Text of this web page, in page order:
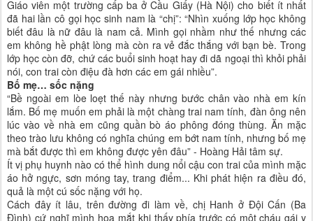
Giáo viên một trường cấp ba ở Cầu Giấy (Hà Nội) cho biết ít nhất
đã hai lần cô gọi học sinh nam là “chị”: “Nhìn xuống lớp học không
biết đâu là nữ đâu là nam cả. Mình gọi nhầm như thế nhưng các
em không hề phật lòng mà còn ra vẻ đắc thắng với bạn bè. Trong
lớp học còn đỡ, chứ các buổi sinh hoạt hay đi dã ngoại thì khỏi phải
nói, con trai còn điệu đà hơn các em gái nhiều”.
Bố mẹ… sốc nặng
“Bề ngoài em lòe loẹt thế này nhưng bước chân vào nhà em kín
lắm. Bố mẹ muốn em phải là một chàng trai nam tính, đàn ông nên
lúc vào về nhà em cũng quần bò áo phông đóng thùng. Ăn mặc
theo trào lưu không có nghĩa chúng em bớt nam tính, nhưng bố mẹ
mà bắt được thì em không được yên đâu” - Hoàng Hải tâm sự.
Ít vị phụ huynh nào có thể hình dung nổi cậu con trai của mình mặc
áo hở ngực, sơn móng tay, trang điểm... Khi phát hiện ra điều đó,
quả là một cú sốc nặng với họ.
Cách đây ít lâu, trên đường đi làm về, chị Hanh ở Đội Cấn (Ba
Đình) cứ nghĩ mình hoa mắt khi thấy phía trước có một cháu gái y